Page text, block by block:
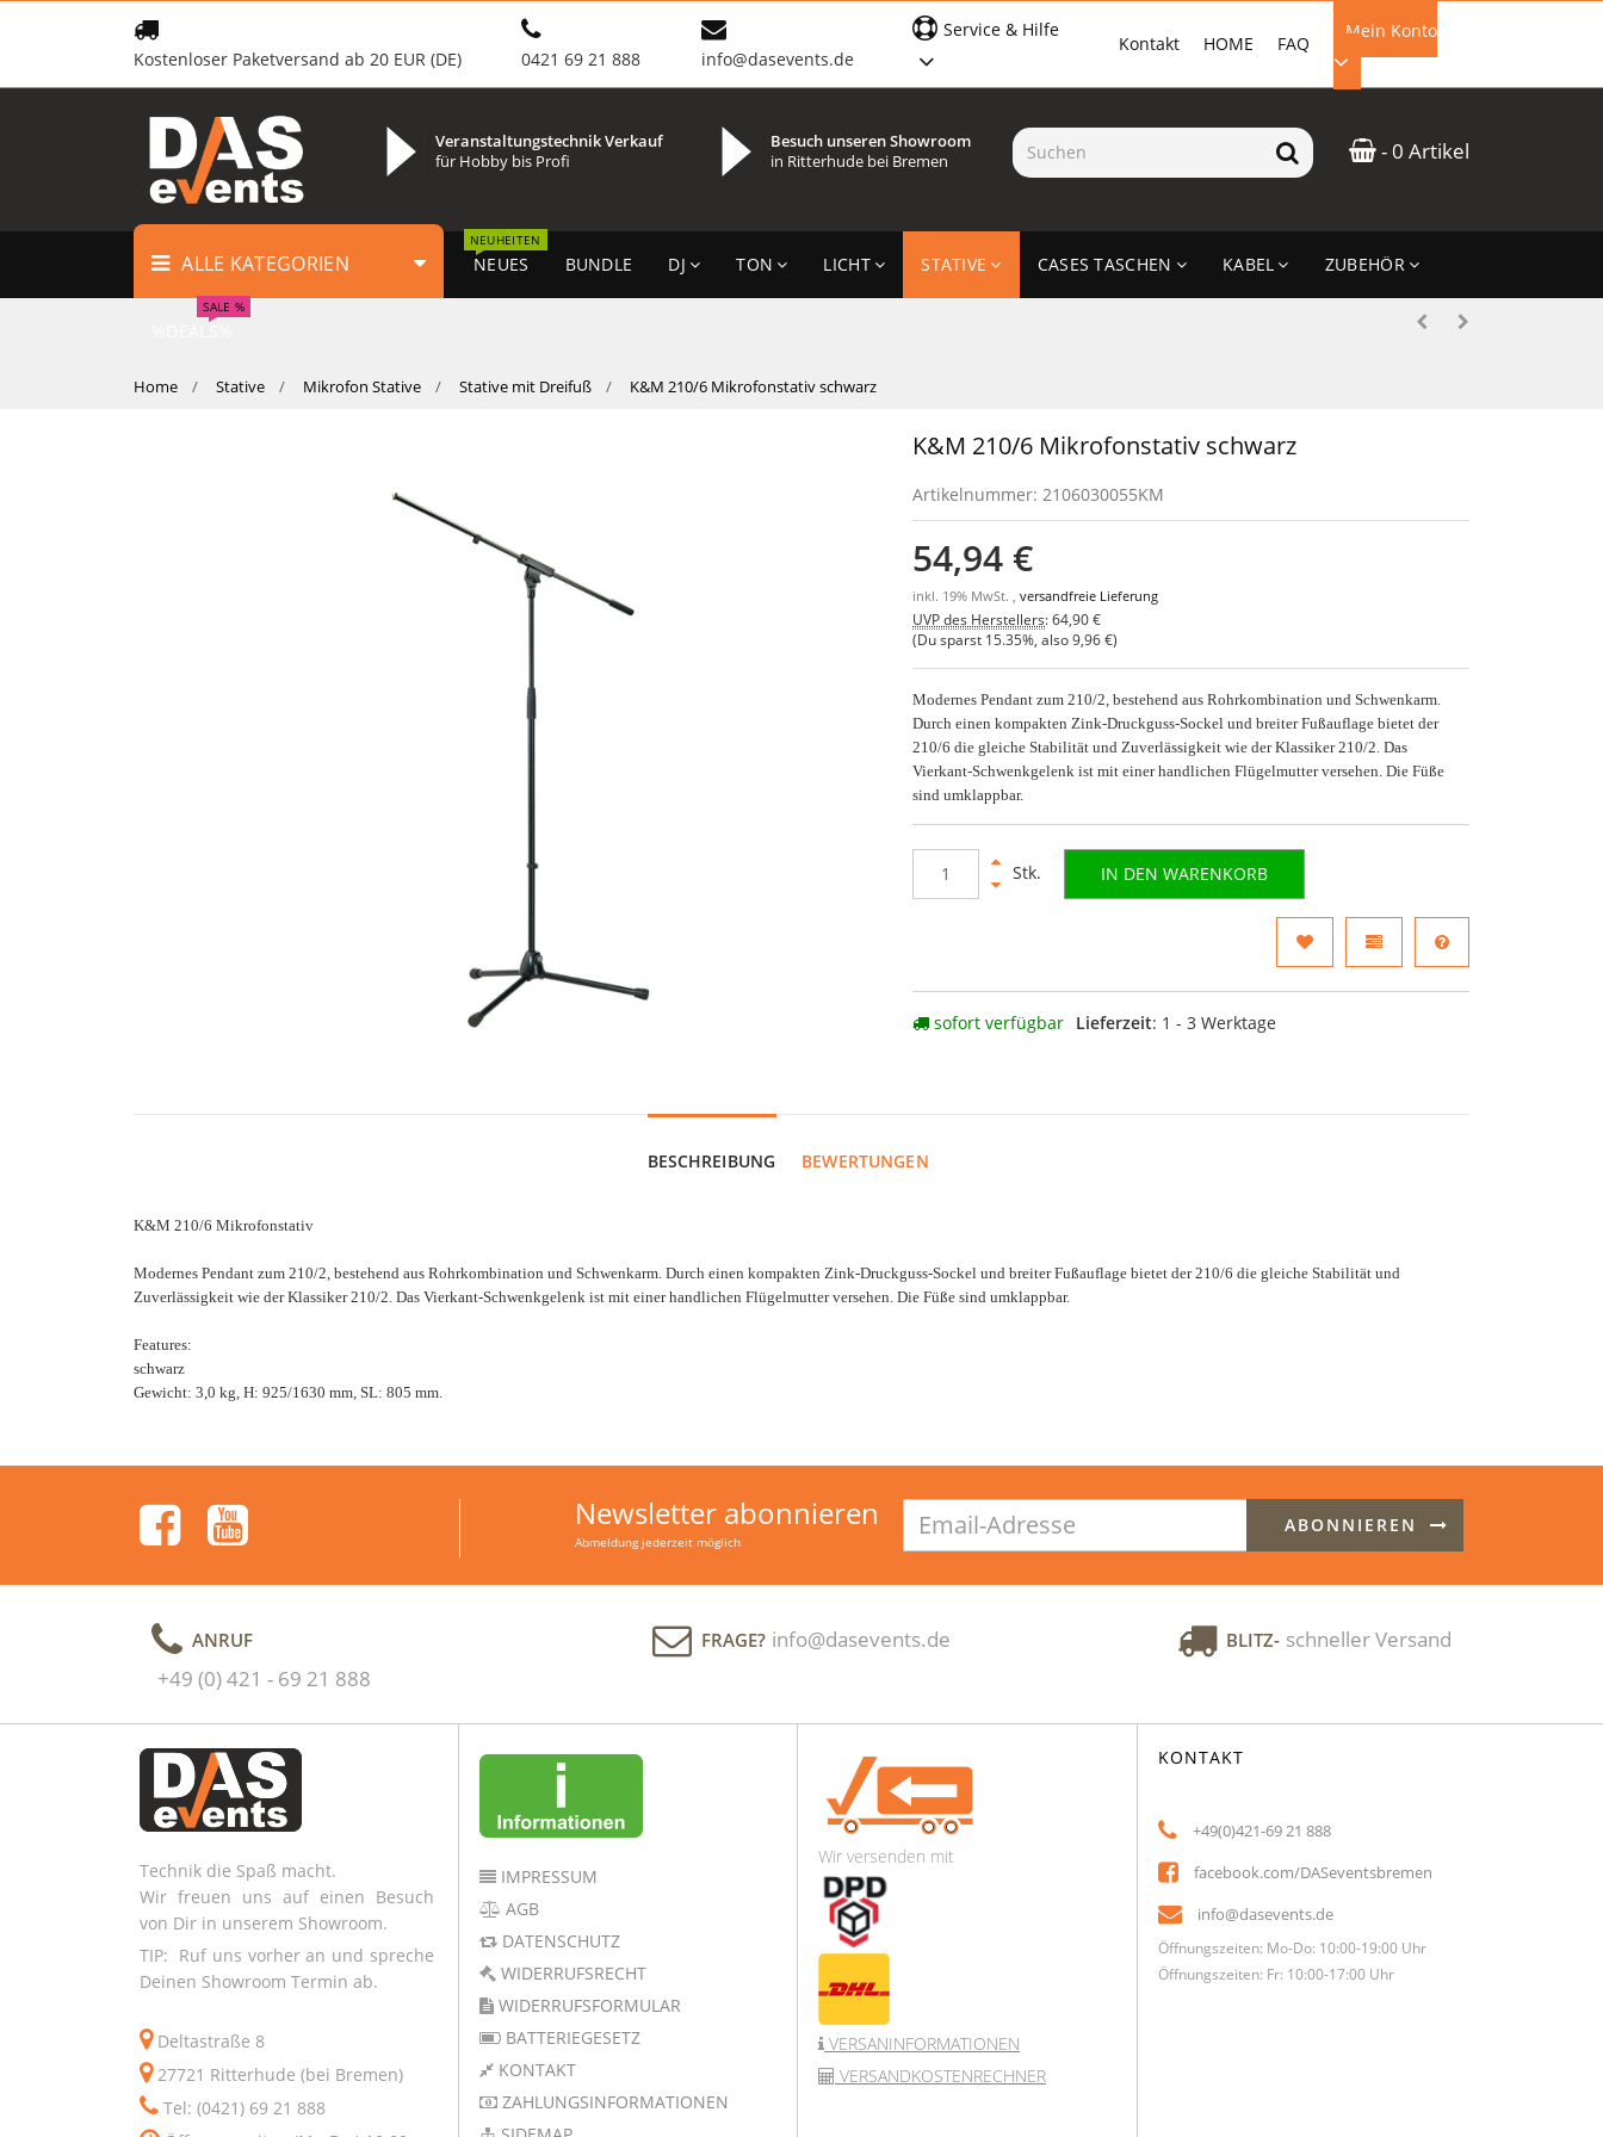
Kostenloser Paketversand ab 20 EUR (DE) 0421 69 21 888 info@dasevents.de
Mein Konto
EMAIL-ADRESSE
ANMELDEN
FAQ
HOME
Kontakt
Service & Hilfe
- 0 Artikel
Veranstaltungstechnik Verkauf
für Hobby bis Profi
Besuch unseren Showroom
in Ritterhude bei Bremen
ALLE KATEGORIEN NEUES
NEUHEITEN
BUNDLE DJ TON LICHT STATIVE CASES TASCHEN KABEL ZUBEHÖR
SALE %
Home Stative Mikrofon Stative Stative mit Dreifuß K&M 210/6 Mikrofonstativ schwarz
K&M 210/6 Mikrofonstativ schwarz
Artikelnummer: 2106030055KM
54,94 €
inkl. 19% MwSt. ,versandfreie Lieferung
UVP des Herstellers:64,90 €
(Du sparst 15.35% , also9,96 €)
Modernes Pendant zum 210/2, bestehend aus Rohrkombination und Schwenkarm.
Durch einen kompakten Zink-Druckguss-Sockel und breiter Fußauflage bietet der
210/6 die gleiche Stabilität und Zuverlässigkeit wie der Klassiker 210/2. Das
Vierkant-Schwenkgelenk ist mit einer handlichen Flügelmutter versehen. Die Füße
sind umklappbar.
Stk. IN DEN WARENKORB
sofort verfügbar Lieferzeit: 1 - 3 Werktage
BESCHREIBUNG BEWERTUNGEN
K&M 210/6 Mikrofonstativ
Modernes Pendant zum 210/2, bestehend aus Rohrkombination und Schwenkarm. Durch einen kompakten Zink-Druckguss-Sockel und breiter Fußauflage bietet der 210/6 die gleiche Stabilität und
Zuverlässigkeit wie der Klassiker 210/2. Das Vierkant-Schwenkgelenk ist mit einer handlichen Flügelmutter versehen. Die Füße sind umklappbar.
Features:
schwarz
Gewicht: 3,0 kg, H: 925/1630 mm, SL: 805 mm.
Newsletter abonnieren
Abmeldung jederzeit möglich
Adresse
ABONNIEREN
ANRUF
+49 (0) 421 - 69 21 888
FRAGE? info@dasevents.de BLITZ- schneller Versand
Technik die Spaß macht.
Wir freuen uns auf einen Besuch
von Dir in unserem Showroom.
TIP: Ruf uns vorher an und spreche
Deinen Showroom Termin ab.
Deltastraße 8
27721 Ritterhude (bei Bremen)
Tel: (0421) 69 21 888
IMPRESSUM
AGB
DATENSCHUTZ
WIDERRUFSRECHT
WIDERRUFSFORMULAR
BATTERIEGESETZ
KONTAKT
ZAHLUNGSINFORMATIONEN
Wir versenden mit
VERSANINFORMATIONEN
VERSANDKOSTENRECHNER
KONTAKT
+49(0)421-69 21 888
facebook.com/DASeventsbremen
info@dasevents.de
Öffnungszeiten: Mo-Do: 10:00-19:00 Uhr
Öffnungszeiten: Fr: 10:00-17:00 Uhr